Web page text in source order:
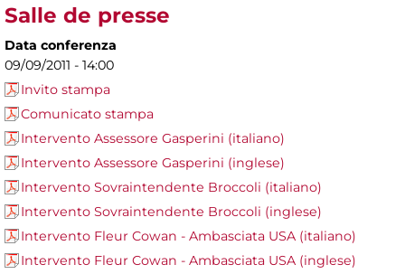
Salle de presse
Data conferenza
09/09/2011 - 14:00
Invito stampa
Comunicato stampa
Intervento Assessore Gasperini (italiano)
Intervento Assessore Gasperini (inglese)
Intervento Sovraintendente Broccoli (italiano)
Intervento Sovraintendente Broccoli (inglese)
Intervento Fleur Cowan - Ambasciata USA (italiano)
Intervento Fleur Cowan - Ambasciata USA (inglese)